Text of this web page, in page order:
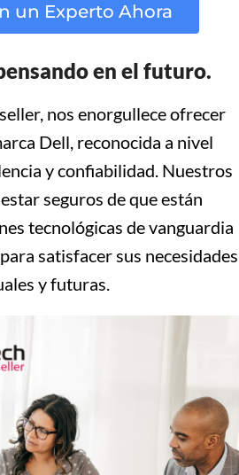
un Experto Ahora
en el futuro.
nos enorgullece ofrecer
Dell, reconocida a nivel
y confiabilidad. Nuestros
seguros de que están
tecnológicas de vanguardia
satisfacer sus necesidades
y futuras.